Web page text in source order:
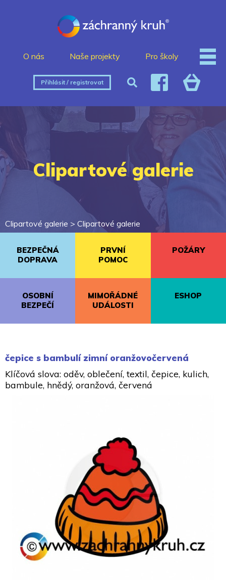
O nás Naše projekty Pro školy
Přihlásit / registrovat
Clipartové galerie
Clipartové galerie > Clipartové galerie
BEZPEČNÁ
DOPRAVA
PRVNÍ
POMOC
POŽÁRY
OSOBNÍ
BEZPEČÍ
MIMOŘÁDNÉ
UDÁLOSTI
ESHOP
čepice s bambulí zimní oranžovočervená
Klíčová slova: oděv, oblečení, textil, čepice, kulich,
bambule, hnědý, oranžová, červená